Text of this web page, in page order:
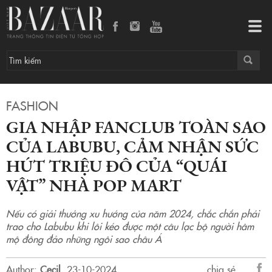
FASHION
GIA NHẬP FANCLUB TOÀN SAO
CỦA LABUBU, CẢM NHẬN SỨC
HÚT TRIỆU ĐÔ CỦA “QUÁI
VẬT” NHÀ POP MART
Nếu có giải thưởng xu hướng của năm 2024, chắc chắn phải
trao cho Labubu khi lôi kéo được một câu lạc bộ người hâm
mộ đông đảo những ngôi sao châu Á
Author: Cecil. 23-10-2024.
chia sẻ